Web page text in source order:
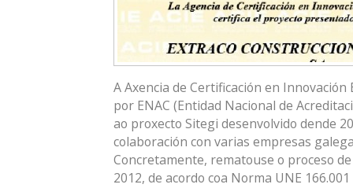
A Axencia de Certificación en Innovación
por ENAC (Entidad Nacional de
ao proxecto Sitegi desenvolvido dende
colaboración con varias empresas
Concretamente, rematouse o proceso
2012, de acordo coa Norma UNE 166.001